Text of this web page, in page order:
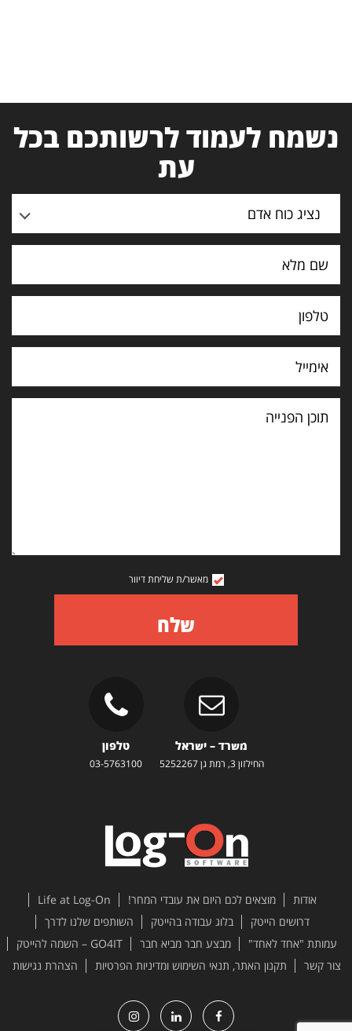
נשמח לעמוד לרשותכם בכל
עת
נציג כוח אדם
תוכן
הפנייה
מאשר/ת שליחת דיוור
שלח
משרד – ישראל
החילזון 3, רמת גן 5252267
טלפון
03-5763100
אודות מוצאים לכם היום את עובדי המחר!
Life at Log-On
דרושים הייטק
בלוג עבודה בהייטק
השותפים שלנו לדרך
עמותת "אחד לאחד"
מבצע חבר מביא חבר
GO4IT – השמה להייטק
צור קשר
תקנון האתר, תנאי השימוש ומדיניות הפרטיות הצהרת נגישות